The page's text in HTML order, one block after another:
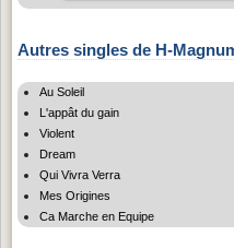
Autres singles de H-
Au Soleil
L'appât du gain
Violent
Dream
Qui Vivra Verra
Mes Origines
Ca Marche en Equipe